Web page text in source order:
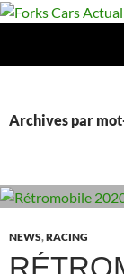
Aller
Archives par
NEWS,RACING